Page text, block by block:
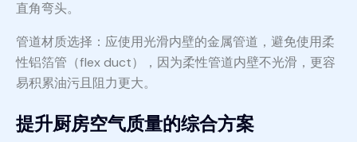
直角弯头。
管道材质选择：应使用光滑内壁的金属管道，避免使用柔
性铝箔管（flex duct），因为柔性管道内壁不光滑，更容
易积累油污且阻力更大。
提升厨房空气质量的综合方案